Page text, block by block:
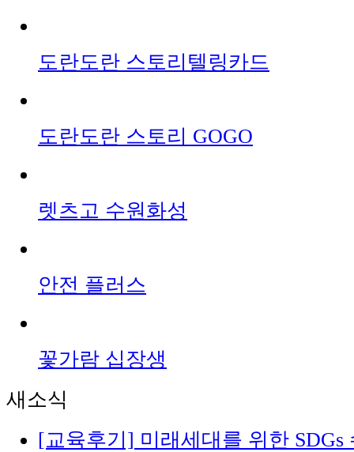
도란도란 스토리텔링카드
도란도란 스토리 GOGO
렛츠고 수원화성
안전 플러스
꽃가람 십장생
새소식
[교육후기] 미래세대를 위한 SDGs